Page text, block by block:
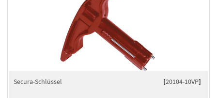
[20104-10VP]
Secura-Schlüssel